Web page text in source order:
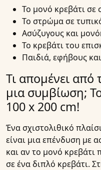
Το μονό κρεβάτι σε
Το στρώμα σε
Ασύζυγους και
Το κρεβάτι του
Παιδιά, εφήβους
Τι απομένει από
μια συμβίωση;
100 x 200 cm!
Ένα σχιστολιθικό
είναι μια επένδυση με
και αν το μονό κρεβάτι
σε ένα διπλό κρεβάτι.